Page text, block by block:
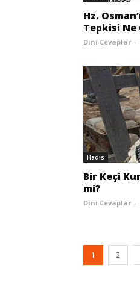
Hz.
Tepkisi
Dini Cevaplar -
Hadis
Bir Keçi
mi?
Dini Cevaplar -
1 2